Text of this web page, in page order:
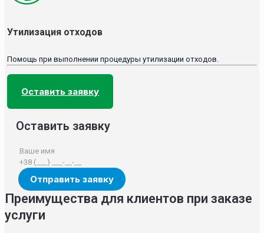
Утилизация отходов
Помощь при выполнении процедуры утилизации отходов.
Оставить заявку
Оставить заявку
Преимущества для клиентов при заказе
услуги